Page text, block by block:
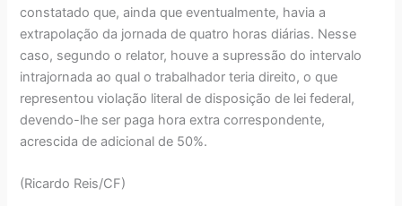
constatado que, ainda que eventualmente, havia a
extrapolação da jornada de quatro horas diárias. Nesse
caso, segundo o relator, houve a supressão do intervalo
intrajornada ao qual o trabalhador teria direito, o que
representou violação literal de disposição de lei federal,
devendo-lhe ser paga hora extra correspondente,
acrescida de adicional de 50%.
(Ricardo Reis/CF)